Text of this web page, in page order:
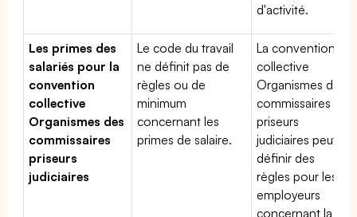
d'activité.
Les primes des
salariés pour la
convention
collective
Organismes des
commissaires
priseurs
judiciaires
Le code du travail
ne définit pas de
règles ou de
minimum
concernant les
primes de salaire.
La convention
collective
Organismes des
commissaires
priseurs
judiciaires peut
définir des
règles pour les
employeurs
concernant la